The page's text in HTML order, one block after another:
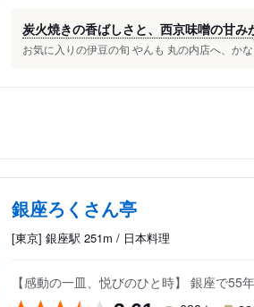
炭火焼きの香ばしさと、西京味噌の甘
お気に入りの伊豆の旬 やんも 丸の内店へ、か
銀座ろくさん亭
[東京] 銀座駅 251m / 日本料理
【感動の一皿、悦びのひと時】 銀座で55